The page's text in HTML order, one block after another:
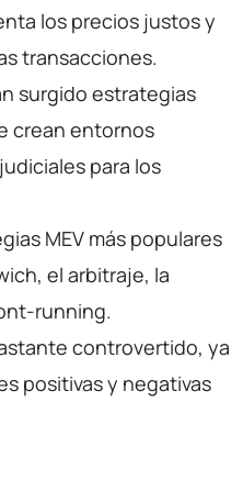
los precios justos y
transacciones.
surgido estrategias
crean entornos
para los
MEV más populares
el arbitraje, la
running.
controvertido, ya
positivas y negativas